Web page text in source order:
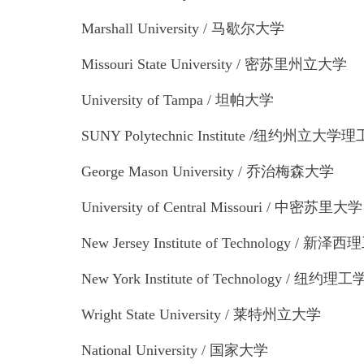
Marshall University / 马歇尔大学
Missouri State University / 密苏里州立大学
University of Tampa / 坦帕大学
SUNY Polytechnic Institute /纽约州立大学理
George Mason University / 乔治梅森大学
University of Central Missouri / 中密苏里大学
New Jersey Institute of Technology / 新泽西
New York Institute of Technology / 纽约理工
Wright State University / 莱特州立大学
National University / 国家大学